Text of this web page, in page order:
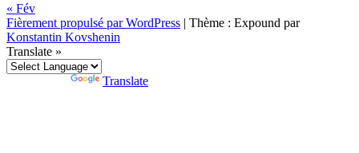
« Fév
Fièrement propulsé par WordPress | Thème : Expound par
Konstantin Kovshenin
Translate »
Translate